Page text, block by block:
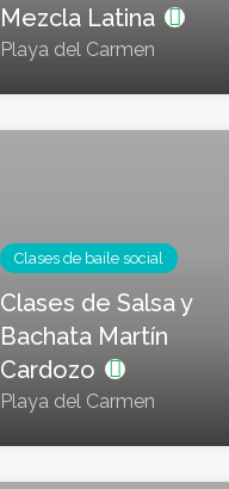
Mezcla Latina
Playa del Carmen
Clases de baile social
Clases de Salsa y
Bachata Martín
Cardozo
Playa del Carmen